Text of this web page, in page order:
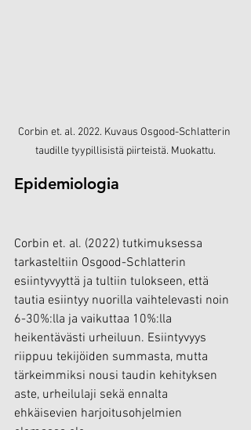
Corbin et. al. 2022. Kuvaus Osgood-Schlatterin
taudille tyypillisistä piirteistä. Muokattu.
Epidemiologia
Corbin et. al. (2022) tutkimuksessa
tarkasteltiin Osgood-Schlatterin
esiintyvyyttä ja tultiin tulokseen, että
tautia esiintyy nuorilla vaihtelevasti noin
6-30%:lla ja vaikuttaa 10%:lla
heikentävästi urheiluun. Esiintyvyys
riippuu tekijöiden summasta, mutta
tärkeimmiksi nousi taudin kehityksen
aste, urheilulaji sekä ennalta
ehkäisevien harjoitusohjelmien